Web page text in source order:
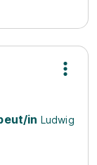
in Ludwig